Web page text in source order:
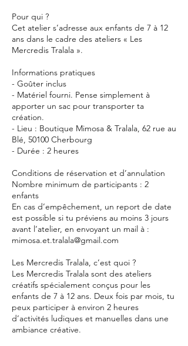
Pour qui ?
Cet atelier s’adresse aux enfants de 7 à 12
ans dans le cadre des ateliers « Les
Mercredis Tralala ».
Informations pratiques
- Goûter inclus
- Matériel fourni. Pense simplement à
apporter un sac pour transporter ta
création.
- Lieu : Boutique Mimosa & Tralala, 62 rue au
Blé, 50100 Cherbourg
- Durée : 2 heures
Conditions de réservation et d’annulation
Nombre minimum de participants : 2
enfants
En cas d’empêchement, un report de date
est possible si tu préviens au moins 3 jours
avant l’atelier, en envoyant un mail à :
mimosa.et.tralala@gmail.com
Les Mercredis Tralala, c’est quoi ?
Les Mercredis Tralala sont des ateliers
créatifs spécialement conçus pour les
enfants de 7 à 12 ans. Deux fois par mois, tu
peux participer à environ 2 heures
d’activités ludiques et manuelles dans une
ambiance créative.